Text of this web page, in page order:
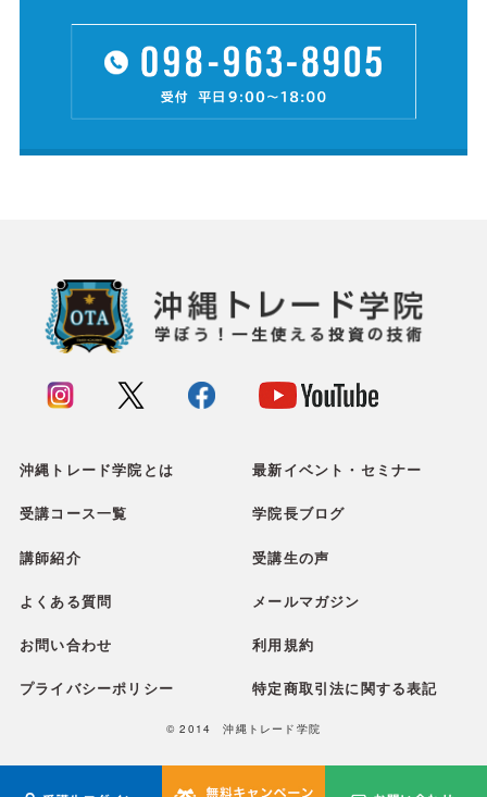
沖縄トレード学院とは 最新イベント・セミナー
受講コース一覧 学院長ブログ
講師紹介 受講生の声
よくある質問 メールマガジン
お問い合わせ 利用規約
プライバシーポリシー 特定商取引法に関する表記
© 2014 沖縄トレード学院